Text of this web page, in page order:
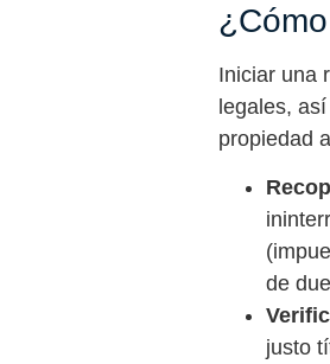
Iniciar una
legales,
propiedad
de
justo